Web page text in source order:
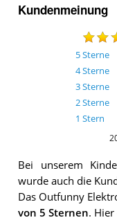
Kundenmeinung
5Sterne
4Sterne
3Sterne
2Sterne
1 Stern
Bei unserem
wurde auch die
Das Outfunny
von 5 Sternen.